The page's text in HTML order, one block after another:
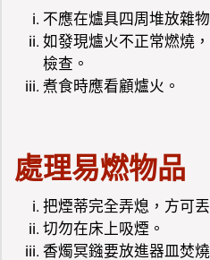
不應在爐具四周堆放雜
如發現爐火不正常燃燒
檢查。
煮食時應看顧爐火。
處理易燃物品
把煙蒂完全弄熄，方可丟
切勿在床上吸煙。
香燭冥鏹要放進器皿焚